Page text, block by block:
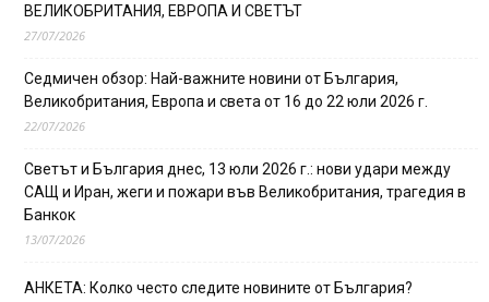
ВЕЛИКОБРИТАНИЯ, ЕВРОПА И СВЕТЪТ
27/07/2026
Седмичен обзор: Най-важните новини от България,
Великобритания, Европа и света от 16 до 22 юли 2026 г.
22/07/2026
Светът и България днес, 13 юли 2026 г.: нови удари между
САЩ и Иран, жеги и пожари във Великобритания, трагедия в
Банкок
13/07/2026
АНКЕТА: Колко често следите новините от България?